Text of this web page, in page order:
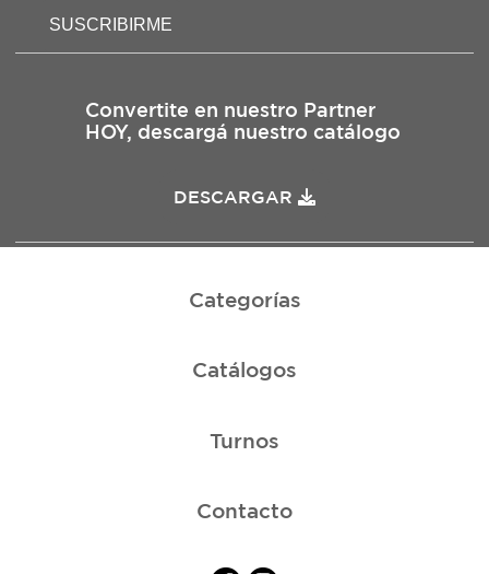
SUSCRIBIRME
Convertite en nuestro Partner
HOY, descargá nuestro catálogo
DESCARGAR
Categorías
Catálogos
Turnos
Contacto